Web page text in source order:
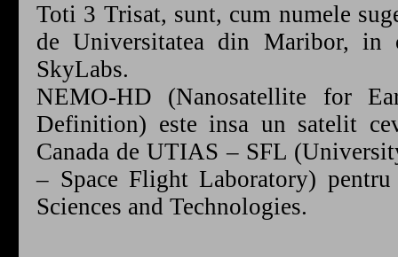
Toti 3 Trisat, sunt, cum numele
de Universitatea din Maribor, in
SkyLabs.
NEMO-HD (Nanosatellite for
Definition) este insa un satelit
Canada de UTIAS – SFL
– Space Flight Laboratory)
Sciences and Technologies.